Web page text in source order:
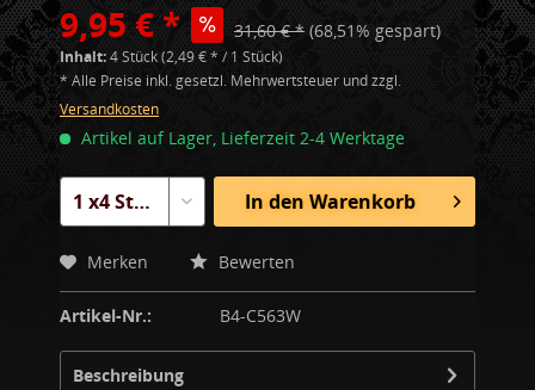
9,95 € * 31,60 € * (68,51% gespart)
Inhalt:4 Stück (2,49 € * / 1 Stück)
* Alle Preise inkl. gesetzl. Mehrwertsteuer und zzgl.
Versandkosten
Artikel auf Lager, Lieferzeit 2-4 Werktage
In den Warenkorb
Merken Bewerten
Artikel-Nr.: B4-C563W
Beschreibung